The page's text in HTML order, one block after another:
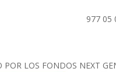
977 05
LOS FONDOS NEXT